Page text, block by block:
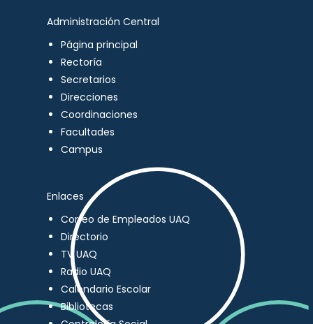
Administración Central
Página principal
Rectoría
Secretarios
Direcciones
Coordinaciones
Facultades
Campus
Enlaces
Correo de Empleados UAQ
Directorio
TV UAQ
Radio UAQ
Calendario Escolar
Bibliotecas